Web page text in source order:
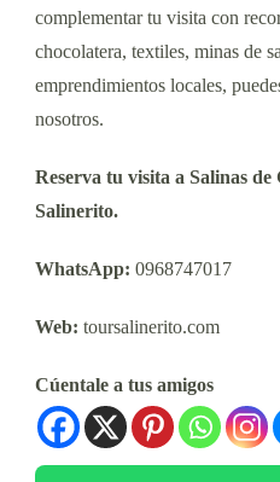
complementar tu visita con
chocolatera, textiles, minas de
emprendimientos locales,
nosotros.
Reserva tu visita a Salinas
Salinerito.
WhatsApp: 0968747017
Web: toursalinerito.com
Cúentale a tus amigos